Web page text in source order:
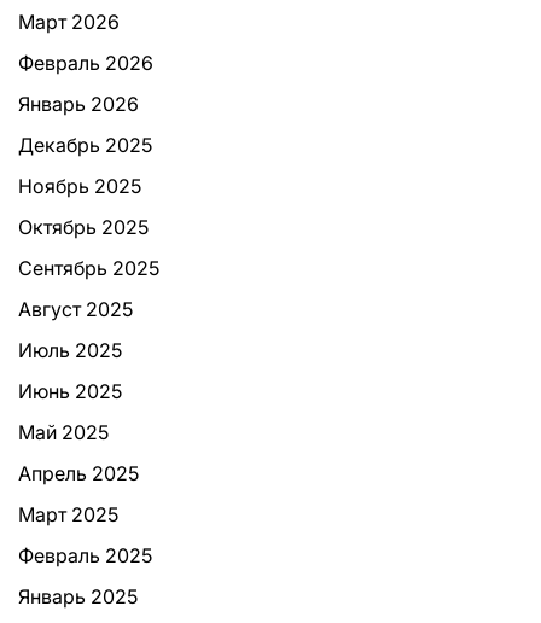
Март 2026
Февраль 2026
Январь 2026
Декабрь 2025
Ноябрь 2025
Октябрь 2025
Сентябрь 2025
Август 2025
Июль 2025
Июнь 2025
Май 2025
Апрель 2025
Март 2025
Февраль 2025
Январь 2025